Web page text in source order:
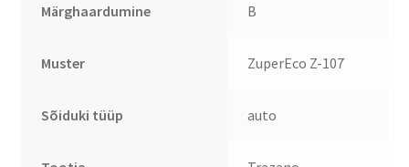
Märghaardumine B
Muster ZuperEco Z-107
Sõiduki tüüp auto